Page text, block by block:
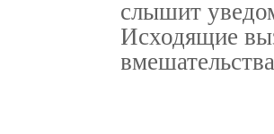
слышит
Исходящие